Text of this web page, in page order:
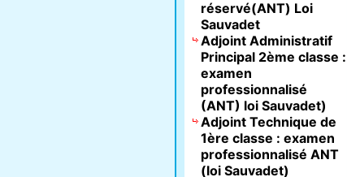
réservé(ANT) Loi
Sauvadet
Adjoint Administratif
Principal 2ème classe :
examen
professionnalisé
(ANT) loi Sauvadet)
Adjoint Technique de
1ère classe : examen
professionnalisé ANT
(loi Sauvadet)